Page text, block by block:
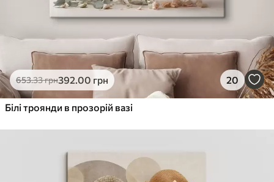
653.33грн392.00 грн 20
Білі троянди в прозорій вазі